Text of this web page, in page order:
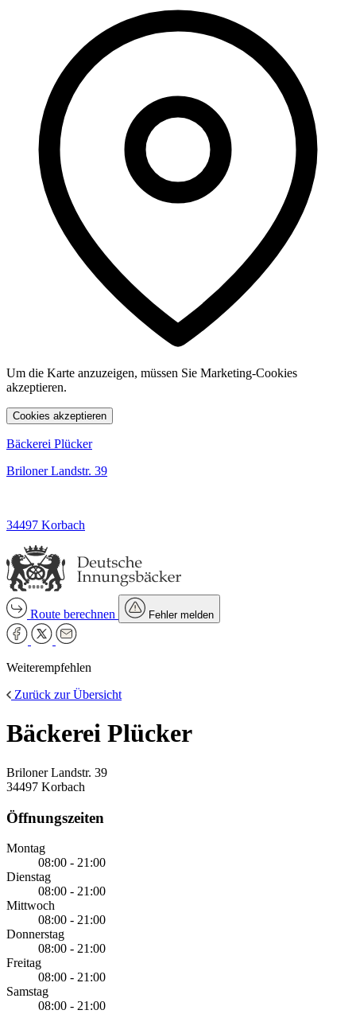
Um die Karte anzuzeigen, müssen Sie Marketing-Cookies
akzeptieren.
Cookies akzeptieren
Bäckerei Plücker
Briloner Landstr. 39
34497 Korbach
Route berechnen Fehler melden
Weiterempfehlen
Zurück zur Übersicht
Bäckerei Plücker
Briloner Landstr. 39
34497 Korbach
Öffnungszeiten
Montag
08:00 - 21:00
Dienstag
08:00 - 21:00
Mittwoch
08:00 - 21:00
Donnerstag
08:00 - 21:00
Freitag
08:00 - 21:00
Samstag
08:00 - 21:00